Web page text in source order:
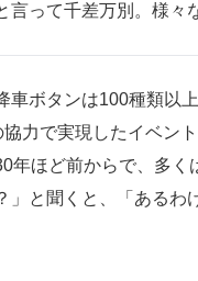
言って千差万別。様々
ボタンは100種類以
協力で実現したイベン
年ほど前からで、多
」と聞くと、「あるわ